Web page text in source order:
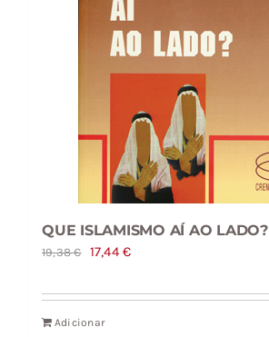
QUE ISLAMISMO AÍ AO LADO?
19,38€
O
original
era:
17,44€O
atual
Adicionar